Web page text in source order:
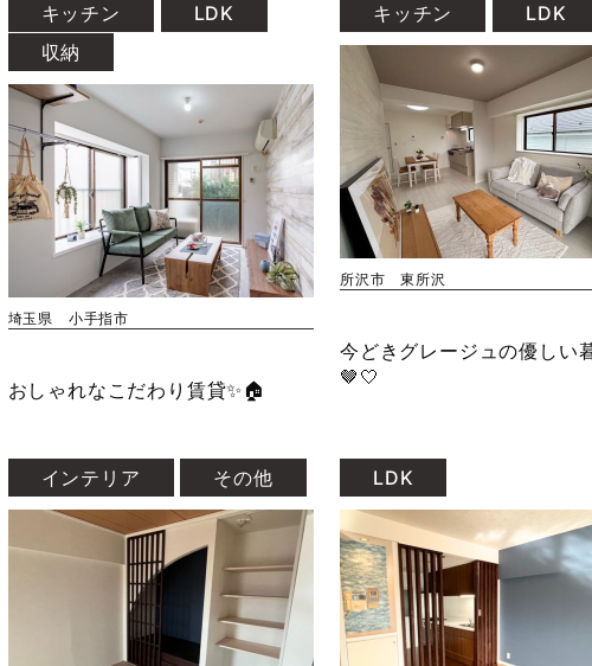
キッチン
LDK
収納
埼玉県 小手指市
おしゃれなこだわり賃貸✨🏠
キッチン LDK
所沢市 東所沢
今どきグレージュの優しい
🤎🤍
インテリア その他 LDK